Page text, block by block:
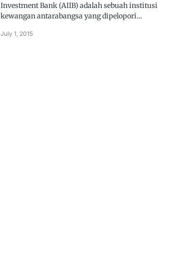
Investment Bank (AIIB) adalah sebuah institusi
kewangan antarabangsa yang dipelopori…
July 1, 2015